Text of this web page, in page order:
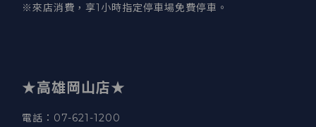
※來店消費，享1小時指定停車場免費停車。
★高雄岡山店★
電話：07-621-1200